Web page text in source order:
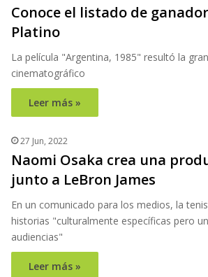
Conoce el listado de
Platino
La película "Argentina, 1985" resultó la
cinematográfico
Leer más »
27 Jun, 2022
Naomi Osaka crea una
junto a LeBron James
En un comunicado para los medios, la
historias "culturalmente específicas pero
audiencias"
Leer más »